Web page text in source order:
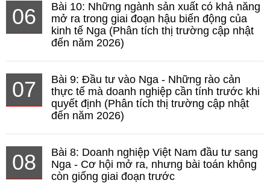
06
Bài 10: Những ngành sản xuất có khả năng
mở ra trong giai đoạn hậu biến động của
kinh tế Nga (Phân tích thị trường cập nhật
đến năm 2026)
07
Bài 9: Đầu tư vào Nga - Những rào cản
thực tế mà doanh nghiệp cần tính trước khi
quyết định (Phân tích thị trường cập nhật
đến năm 2026)
08
Bài 8: Doanh nghiệp Việt Nam đầu tư sang
Nga - Cơ hội mở ra, nhưng bài toán không
còn giống giai đoạn trước